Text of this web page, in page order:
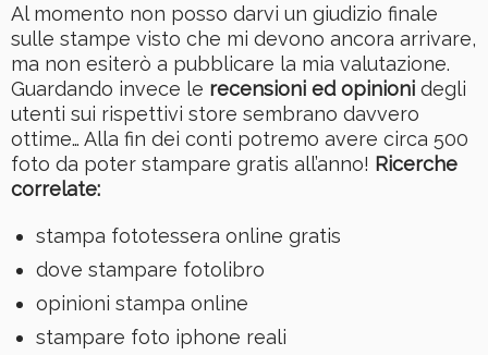
Al momento non posso darvi un giudizio finale
sulle stampe visto che mi devono ancora arrivare,
ma non esiterò a pubblicare la mia valutazione.
Guardando invece le recensioni ed opinioni degli
utenti sui rispettivi store sembrano davvero
ottime… Alla fin dei conti potremo avere circa 500
foto da poter stampare gratis all’anno! Ricerche
correlate:
stampa fototessera online gratis
dove stampare fotolibro
opinioni stampa online
stampare foto iphone reali